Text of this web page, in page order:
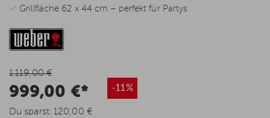
✓ Grillfläche 62 x 44 cm – perfekt für Partys
1.119,00 €
999,00 €* -11%
Du sparst:120,00 €